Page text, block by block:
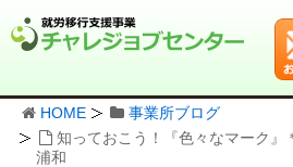
HOME
事業所ブログ
知っておこう！『色々なマーク』
浦和